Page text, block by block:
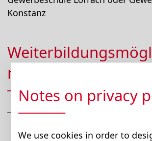
Konstanz
n
Technischer Betriebswirt (m/w/d)
Notes on privacy
We use cookies in order to